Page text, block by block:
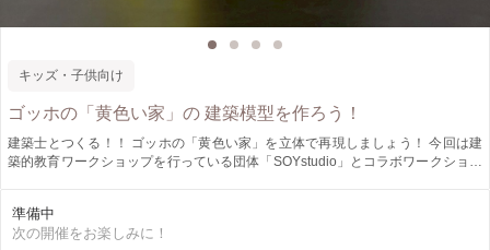
キッズ・子供向け
ゴッホの「黄色い家」の 建築模型を作ろう！
建築士とつくる！！ ゴッホの「黄色い家」を立体で再現しましょう！ 今回は建
築的教育ワークショップを行っている団体「SOYstudio」とコラボワークショッ
ら、画家たちの暮らしや思いにふれてみよう。 ゴッホの世界へ入り込もう！ 絵
画と建築の世界を楽しく学べる機会です。 是非体験ください。
準備中
次の開催をお楽しみに！